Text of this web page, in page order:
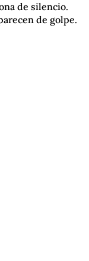
de silencio.
de golpe.